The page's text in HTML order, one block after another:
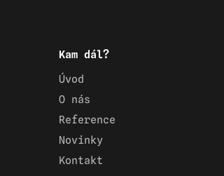
Kam dál?
Úvod
O nás
Reference
Novinky
Kontakt